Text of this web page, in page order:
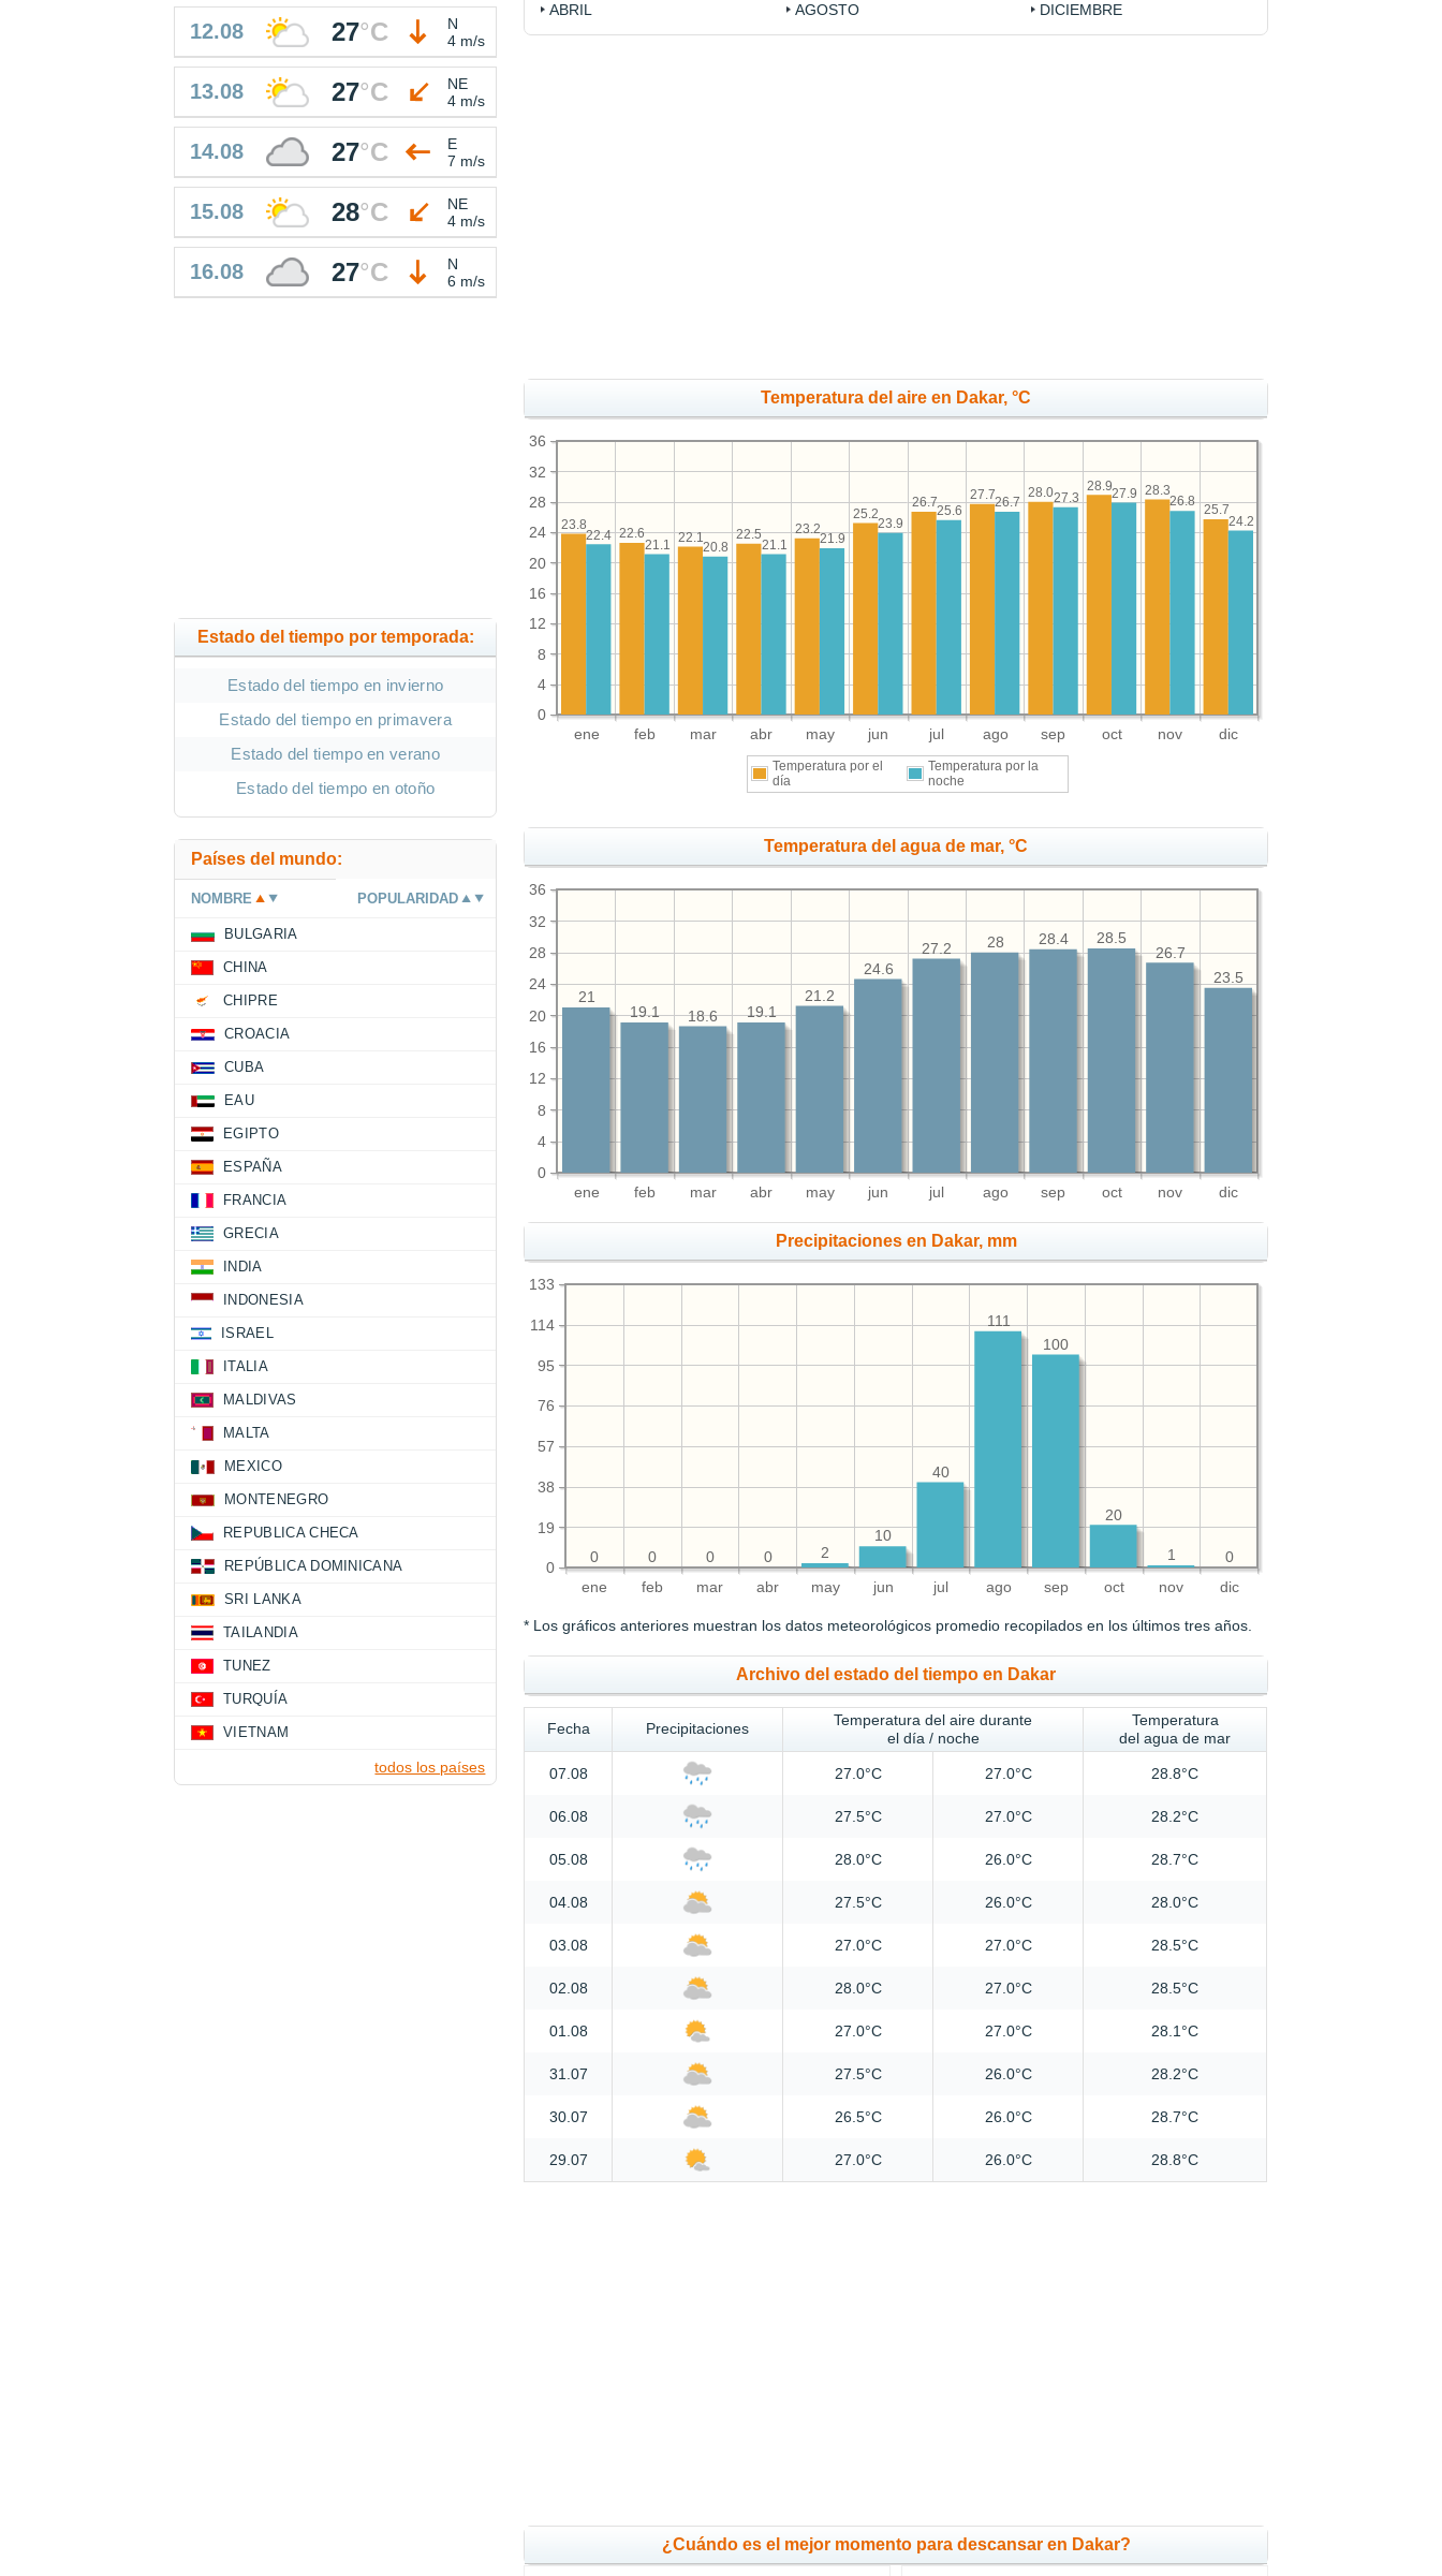
ABRIL
AGOSTO
DICIEMBRE
Temperatura del aire en Dakar, °C
ene feb mar abr may jun jul ago sep oct nov dic
0
4
8
12
16
20
24
28
32
36
25.7
28.3
28.9
28.0
27.7
26.7
25.2
23.2
22.5
22.1
22.6
23.8 24.2
26.8
27.9
27.3
26.7
25.6
23.9
21.9
21.1
20.8
21.1
22.4
Temperatura por el
día
Temperatura por la
noche
Temperatura del agua de mar, °C
ene feb mar abr may jun jul ago sep oct nov dic
0
4
8
12
16
20
24
28
32
36
23.5
26.7
28.5
28.4
28
27.2
24.6
21.2
19.1
18.6
19.1
21
Precipitaciones en Dakar, mm
ene feb mar abr may jun jul ago sep oct nov dic
0
19
38
57
76
95
114
133
0
1
20
100
111
40
10
2
0
0
0
0
* Los gráficos anteriores muestran los datos meteorológicos promedio recopilados en los últimos tres años.
Archivo del estado del tiempo en Dakar
Fecha Precipitaciones
Temperatura del aire durante
el día / noche
Temperatura
del agua de mar
07.08 27.0°C 27.0°C 28.8°C
06.08 27.5°C 27.0°C 28.2°C
05.08 28.0°C 26.0°C 28.7°C
04.08 27.5°C 26.0°C 28.0°C
03.08 27.0°C 27.0°C 28.5°C
02.08 28.0°C 27.0°C 28.5°C
01.08 27.0°C 27.0°C 28.1°C
31.07 27.5°C 26.0°C 28.2°C
30.07 26.5°C 26.0°C 28.7°C
29.07 27.0°C 26.0°C 28.8°C
¿Cuándo es el mejor momento para descansar en Dakar?
12.08 27°C
N
4 m/s
13.08 27°C
NE
4 m/s
14.08 27°C
E
7 m/s
15.08 28°C
NE
4 m/s
16.08 27°C
N
6 m/s
Estado del tiempo por temporada:
Estado del tiempo en invierno
Estado del tiempo en primavera
Estado del tiempo en verano
Estado del tiempo en otoño
Países del mundo:
NOMBRE POPULARIDAD
BULGARIA
CHINA
CHIPRE
CROACIA
CUBA
EAU
EGIPTO
ESPAÑA
FRANCIA
GRECIA
INDIA
INDONESIA
ISRAEL
ITALIA
MALDIVAS
MALTA
MEXICO
MONTENEGRO
REPUBLICA CHECA
REPÚBLICA DOMINICANA
SRI LANKA
TAILANDIA
TUNEZ
TURQUÍA
VIETNAM
todos los países